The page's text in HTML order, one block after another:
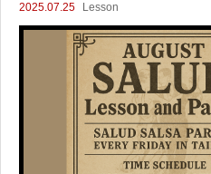
2025.07.25 Lesson